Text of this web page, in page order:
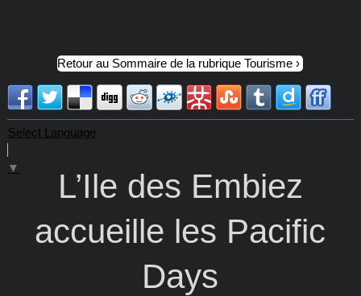
Retour au Sommaire de la rubrique Tourisme
Select Language
▼
L’Ile des Embiez
accueille les Pacific
Days